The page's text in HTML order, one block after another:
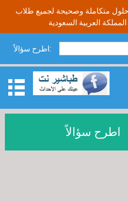
متكاملة وصحيحة لجميع طلاب
اطرح سؤالاً:
اطرح سؤالاً